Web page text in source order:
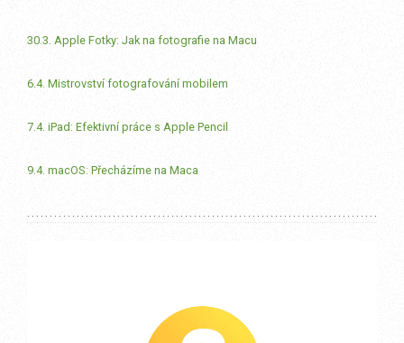
30.3. Apple Fotky: Jak na fotografie na Macu
6.4. Mistrovství fotografování mobilem
7.4. iPad: Efektivní práce s Apple Pencil
9.4. macOS: Přecházíme na Maca